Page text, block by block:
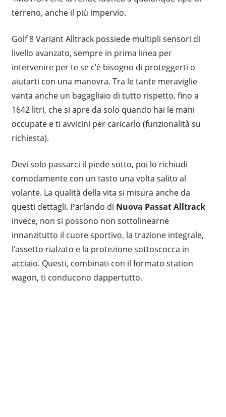
terreno, anche il più impervio.
Golf 8 Variant Alltrack possiede multipli sensori di
livello avanzato, sempre in prima linea per
intervenire per te se c’è bisogno di proteggerti o
aiutarti con una manovra. Tra le tante meraviglie
vanta anche un bagagliaio di tutto rispetto, fino a
1642 litri, che si apre da solo quando hai le mani
occupate e ti avvicini per caricarlo (funzionalità su
richiesta).
Devi solo passarci il piede sotto, poi lo richiudi
comodamente con un tasto una volta salito al
volante. La qualità della vita si misura anche da
questi dettagli. Parlando di Nuova Passat Alltrack
invece, non si possono non sottolinearne
innanzitutto il cuore sportivo, la trazione integrale,
l’assetto rialzato e la protezione sottoscocca in
acciaio. Questi, combinati con il formato station
wagon, ti conducono dappertutto.